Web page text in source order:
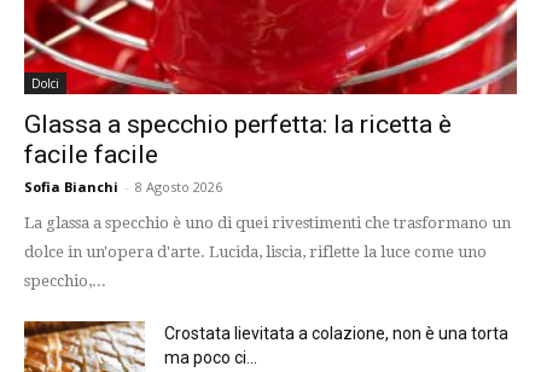
Dolci
Glassa a specchio perfetta: la ricetta è
facile facile
Sofia Bianchi - 8 Agosto 2026
La glassa a specchio è uno di quei rivestimenti che trasformano un
dolce in un'opera d'arte. Lucida, liscia, riflette la luce come uno
specchio,...
Crostata lievitata a colazione, non è una torta
ma poco ci...